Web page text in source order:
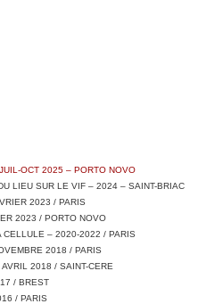
OCT 2025 – PORTO NOVO
LIEU SUR LE VIF – 2024 – SAINT-BRIAC
2023 / PARIS
2023 / PORTO NOVO
CELLULE – 2020-2022 / PARIS
2018 / PARIS
2018 / SAINT-CERE
/ BREST
/ PARIS